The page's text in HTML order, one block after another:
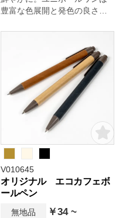
豊富な色展開と発色の良さが
V010645
オリジナル エコカフェボ
ールペン
無地品 ￥34 ~